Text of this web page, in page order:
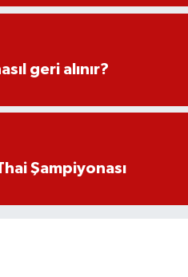
geri alınır?
Şampiyonası